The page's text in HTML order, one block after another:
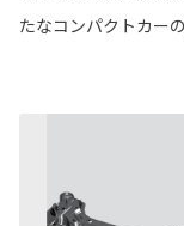
たなコンパクトカー